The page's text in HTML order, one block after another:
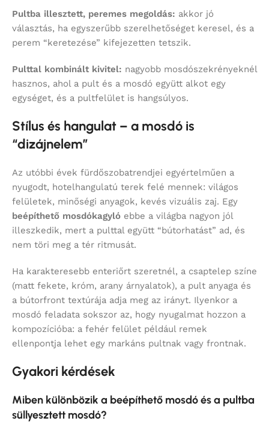
Pultba illesztett, peremes megoldás: akkor jó
választás, ha egyszerűbb szerelhetőséget keresel, és a
perem “keretezése” kifejezetten tetszik.
Pulttal kombinált kivitel: nagyobb mosdószekrényeknél
hasznos, ahol a pult és a mosdó együtt alkot egy
egységet, és a pultfelület is hangsúlyos.
Stílus és hangulat – a mosdó is
“dizájnelem”
Az utóbbi évek fürdőszobatrendjei egyértelműen a
nyugodt, hotelhangulatú terek felé mennek: világos
felületek, minőségi anyagok, kevés vizuális zaj. Egy
beépíthető mosdókagyló ebbe a világba nagyon jól
illeszkedik, mert a pulttal együtt “bútorhatást” ad, és
nem töri meg a tér ritmusát.
Ha karakteresebb enteriőrt szeretnél, a csaptelep színe
(matt fekete, króm, arany árnyalatok), a pult anyaga és
a bútorfront textúrája adja meg az irányt. Ilyenkor a
mosdó feladata sokszor az, hogy nyugalmat hozzon a
kompozícióba: a fehér felület például remek
ellenpontja lehet egy markáns pultnak vagy frontnak.
Gyakori kérdések
Miben különbözik a beépíthető mosdó és a pultba
süllyesztett mosdó?